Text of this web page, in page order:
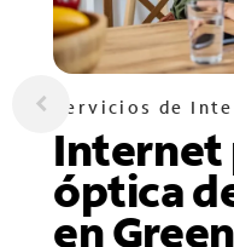
Servicios de
Internet
óptica
en